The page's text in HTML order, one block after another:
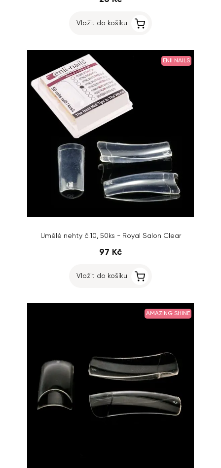
Vložit do košíku
ENII NAILS
Umělé nehty č.10, 50ks - Royal Salon Clear
97 Kč
Vložit do košíku
AMAZING SHINE